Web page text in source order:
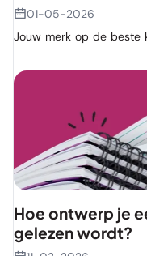
01-05-2026
Jouw merk op de beste
Hoe ontwerp je
gelezen wordt?